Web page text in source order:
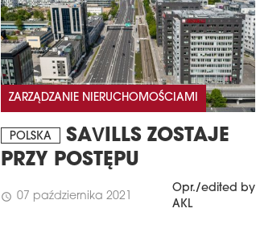
ZARZĄDZANIE NIERUCHOMOŚCIAMI
POLSKA
SAVILLS ZOSTAJE
PRZY POSTĘPU
schedule 07 października 2021
Opr./edited by
AKL